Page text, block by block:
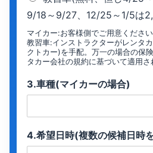
9/18～9/27、12/25～1/5は
マイカー:お客様側でご用意ください
教習車:インストラクターがレンタ
クトカー)を手配。万一の場合の保
タカー会社の規約に基づいて適用さ
3.車種(マイカーの場合)
4.希望日時(複数の候補日時